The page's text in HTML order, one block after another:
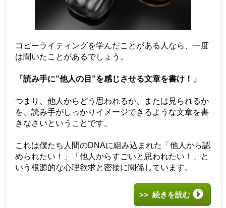
コピーライティングを学んだことがある人なら、 一度
は聞いたことがあるでしょう。
「読み手に”他人の目”を感じさせる文章を書け！」
つまり、他人からどう思われるか、または見られるか
を、読み手がしっかりイメージできるような文章を書
きなさいということです。
これは僕たち人間のDNAに組み込まれた
「他人から認
められたい！」「他人からすごいと思われたい！」と
いう根源的な心理欲求と密接に関係しています。
>> 続きを読む